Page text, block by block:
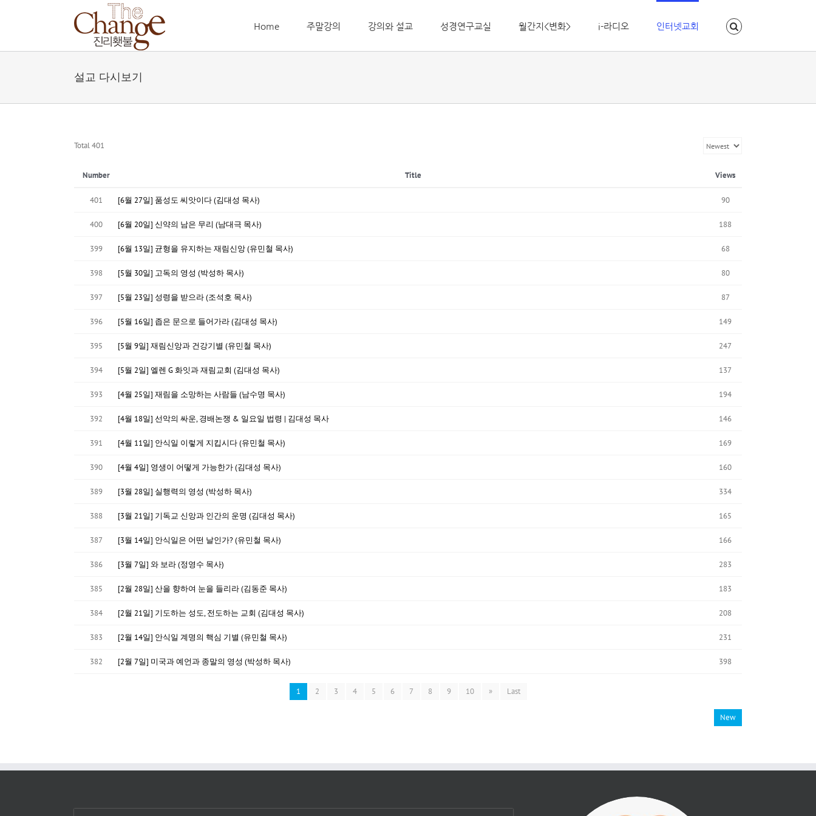
Home 주말강의 강의와 설교 성경연구교실 월간지<변화> i-라디오 인터넷교회
설교 다시보기
Total 401
Number Title Views
401 [6월 27일] 품성도 씨앗이다 (김대성 목사) 90
400 [6월 20일] 신약의 남은 무리 (남대극 목사) 188
399 [6월 13일] 균형을 유지하는 재림신앙 (유민철 목사) 68
398 [5월 30일] 고독의 영성 (박성하 목사) 80
397 [5월 23일] 성령을 받으라 (조석호 목사) 87
396 [5월 16일] 좁은 문으로 들어가라 (김대성 목사) 149
395 [5월 9일] 재림신앙과 건강기별 (유민철 목사) 247
394 [5월 2일] 엘렌 G 화잇과 재림교회 (김대성 목사) 137
393 [4월 25일] 재림을 소망하는 사람들 (남수명 목사) 194
392 [4월 18일] 선악의 싸운, 경배논쟁 & 일요일 법령 | 김대성 목사 146
391 [4월 11일] 안식일 이렇게 지킵시다 (유민철 목사) 169
390 [4월 4일] 영생이 어떻게 가능한가 (김대성 목사) 160
389 [3월 28일] 실행력의 영성 (박성하 목사) 334
388 [3월 21일] 기독교 신앙과 인간의 운명 (김대성 목사) 165
387 [3월 14일] 안식일은 어떤 날인가? (유민철 목사) 166
386 [3월 7일] 와 보라 (정영수 목사) 283
385 [2월 28일] 산을 향하여 눈을 들리라 (김동준 목사) 183
384 [2월 21일] 기도하는 성도, 전도하는 교회 (김대성 목사) 208
383 [2월 14일] 안식일 계명의 핵심 기별 (유민철 목사) 231
382 [2월 7일] 미국과 예언과 종말의 영성 (박성하 목사) 398
1 2 3 4 5 6 7 8 9 10 » Last
New